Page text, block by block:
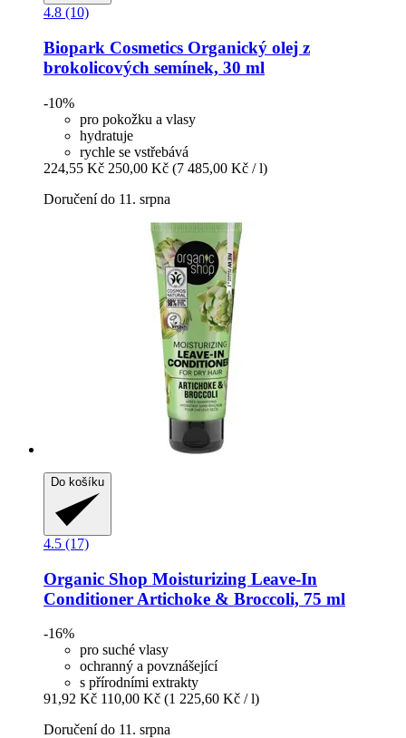
4.8 (10)
Biopark Cosmetics Organický olej z
brokolicových semínek, 30 ml
-10%
pro pokožku a vlasy
hydratuje
rychle se vstřebává
224,55 Kč 250,00 Kč (7 485,00 Kč / l)
Doručení do 11. srpna
Do košíku
4.5 (17)
Organic Shop Moisturizing Leave-​In
Conditioner Artichoke & Broccoli, 75 ml
-16%
pro suché vlasy
ochranný a povznášející
s přírodními extrakty
91,92 Kč 110,00 Kč (1 225,60 Kč / l)
Doručení do 11. srpna